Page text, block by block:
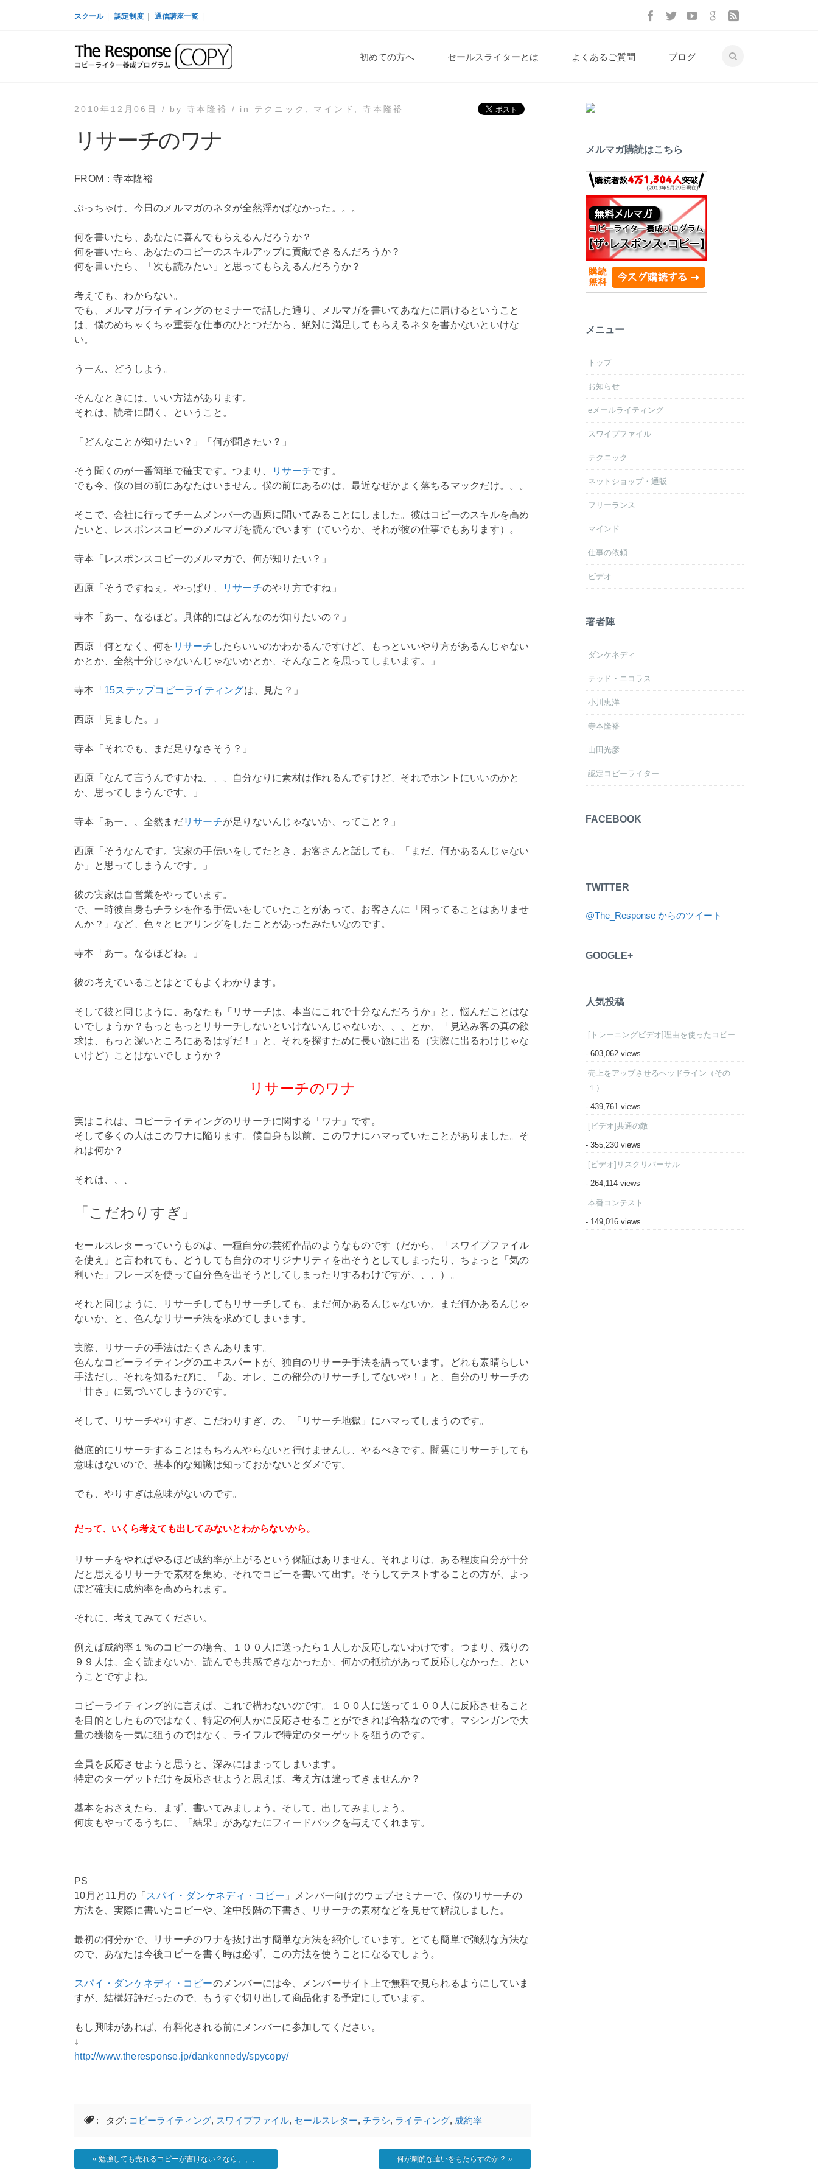
スクール 認定制度 通信講座一覧
初めての方へ セールスライターとは よくあるご質問 ブログ
2010年12月06日 / by 寺本隆裕 / in テクニック マインド ,寺本隆裕
リサーチのワナ
FROM：寺本隆裕
ぶっちゃけ、今日のメルマガのネタが全然浮かばなかった。。。
何を書いたら、あなたに喜んでもらえるんだろうか？
何を書いたら、あなたのコピーのスキルアップに貢献できるんだろうか？
何を書いたら、「次も読みたい」と思ってもらえるんだろうか？
考えても、わからない。
でも、メルマガライティングのセミナーで話した通り、メルマガを書いてあなたに届けるということ
は、僕のめちゃくちゃ重要な仕事のひとつだから、絶対に満足してもらえるネタを書かないといけな
い。
うーん、どうしよう。
そんなときには、いい方法があります。
それは、読者に聞く、ということ。
「どんなことが知りたい？」「何が聞きたい？」
そう聞くのが一番簡単で確実です。つまり、 リサーチです。
でも今、僕の目の前にあなたはいません。僕の前にあるのは、最近なぜかよく落ちるマックだけ。。。
そこで、会社に行ってチームメンバーの西原に聞いてみることにしました。彼はコピーのスキルを高め
たいと、レスポンスコピーのメルマガを読んでいます（ていうか、それが彼の仕事でもあります）。
寺本「レスポンスコピーのメルマガで、何が知りたい？」
西原「そうですねぇ。やっぱり、 リサーチのやり方ですね」
寺本「あー、なるほど。具体的にはどんなのが知りたいの？」
西原「何となく、何を リサーチ したらいいのかわかるんですけど、もっといいやり方があるんじゃない
かとか、全然十分じゃないんじゃないかとか、そんなことを思ってしまいます。」
寺本「 15ステップコピーライティングは、見た？」
西原「見ました。」
寺本「それでも、まだ足りなさそう？」
西原「なんて言うんですかね、、、自分なりに素材は作れるんですけど、それでホントにいいのかと
か、思ってしまうんです。」
寺本「あー、、全然まだリサーチが足りないんじゃないか、ってこと？」
西原「そうなんです。実家の手伝いをしてたとき、お客さんと話しても、「まだ、何かあるんじゃない
か」と思ってしまうんです。」
彼の実家は自営業をやっています。
で、一時彼自身もチラシを作る手伝いをしていたことがあって、お客さんに「困ってることはありませ
んか？」など、色々とヒアリングをしたことがあったみたいなのです。
寺本「あー。なるほどね。」
彼の考えていることはとてもよくわかります。
そして彼と同じように、あなたも「リサーチは、本当にこれで十分なんだろうか」と、悩んだことはな
いでしょうか？もっともっとリサーチしないといけないんじゃないか、、、とか、「見込み客の真の欲
求は、もっと深いところにあるはずだ！」と、それを探すために長い旅に出る（実際に出るわけじゃな
いけど）ことはないでしょうか？
リサーチのワナ
実はこれは、コピーライティングのリサーチに関する「ワナ」です。
そして多くの人はこのワナに陥ります。僕自身も以前、このワナにハマっていたことがありました。そ
れは何か？
それは、、、
「こだわりすぎ」
セールスレターっていうものは、一種自分の芸術作品のようなものです（だから、「スワイプファイル
を使え」と言われても、どうしても自分のオリジナリティを出そうとしてしまったり、ちょっと「気の
利いた」フレーズを使って自分色を出そうとしてしまったりするわけですが、、、）。
それと同じように、リサーチしてもリサーチしても、まだ何かあるんじゃないか。まだ何かあるんじゃ
ないか。と、色んなリサーチ法を求めてしまいます。
実際、リサーチの手法はたくさんあります。
色んなコピーライティングのエキスパートが、独自のリサーチ手法を語っています。どれも素晴らしい
手法だし、それを知るたびに、「あ、オレ、この部分のリサーチしてないや！」と、自分のリサーチの
「甘さ」に気づいてしまうのです。
そして、リサーチやりすぎ、こだわりすぎ、の、「リサーチ地獄」にハマってしまうのです。
徹底的にリサーチすることはもちろんやらないと行けませんし、やるべきです。闇雲にリサーチしても
意味はないので、基本的な知識は知っておかないとダメです。
でも、やりすぎは意味がないのです。
だって、いくら考えても出してみないとわからないから。
リサーチをやればやるほど成約率が上がるという保証はありません。それよりは、ある程度自分が十分
だと思えるリサーチで素材を集め、それでコピーを書いて出す。そうしてテストすることの方が、よっ
ぽど確実に成約率を高められます。
それに、考えてみてください。
例えば成約率１％のコピーの場合、１００人に送ったら１人しか反応しないわけです。つまり、残りの
９９人は、全く読まないか、読んでも共感できなかったか、何かの抵抗があって反応しなかった、とい
うことですよね。
コピーライティング的に言えば、これで構わないのです。１００人に送って１００人に反応させること
を目的としたものではなく、特定の何人かに反応させることができれば合格なのです。マシンガンで大
量の獲物を一気に狙うのではなく、ライフルで特定のターゲットを狙うのです。
全員を反応させようと思うと、深みにはまってしまいます。
特定のターゲットだけを反応させようと思えば、考え方は違ってきませんか？
基本をおさえたら、まず、書いてみましょう。そして、出してみましょう。
何度もやってるうちに、「結果」があなたにフィードバックを与えてくれます。
PS
10月と11月の「 スパイ・ダンケネディ・コピー 」メンバー向けのウェブセミナーで、僕のリサーチの
方法を、実際に書いたコピーや、途中段階の下書き、リサーチの素材などを見せて解説しました。
最初の何分かで、リサーチのワナを抜け出す簡単な方法を紹介しています。とても簡単で強烈な方法な
ので、あなたは今後コピーを書く時は必ず、この方法を使うことになるでしょう。
スパイ・ダンケネディ・コピーのメンバーには今、メンバーサイト上で無料で見られるようにしていま
すが、結構好評だったので、もうすぐ切り出して商品化する予定にしています。
もし興味があれば、有料化される前にメンバーに参加してください。
↓
http://www.theresponse.jp/dankennedy/spycopy/
: タグ: コピーライティング, スワイプファイル, セールスレター, チラシ, ライティング, 成約率
« 勉強しても売れるコピーが書けない？なら、、、 何が劇的な違いをもたらすのか？ »
メルマガ購読はこちら
メニュー
トップ
お知らせ
eメールライティング
スワイプファイル
テクニック
ネットショップ・通販
フリーランス
マインド
仕事の依頼
ビデオ
著者陣
ダンケネディ
テッド・ニコラス
小川忠洋
寺本隆裕
山田光彦
認定コピーライター
FACEBOOK
TWITTER
@The_Response からのツイート
GOOGLE+
人気投稿
[トレーニングビデオ]理由を使ったコピー
- 603,062 views
売上をアップさせるヘッドライン（その
１）
- 439,761 views
[ビデオ]共通の敵
- 355,230 views
[ビデオ]リスクリバーサル
- 264,114 views
本番コンテスト
- 149,016 views